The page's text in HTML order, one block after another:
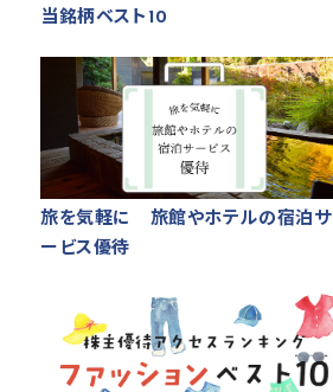
当銘柄ベスト10
旅を気軽に 旅館やホテルの宿泊サ
ービス優待